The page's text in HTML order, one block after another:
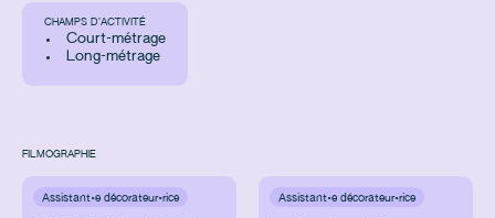
CHAMPS D’ACTIVITÉ
Court-métrage
Long-métrage
FILMOGRAPHIE
Assistant·e décorateur·rice Assistant·e décorateur·rice